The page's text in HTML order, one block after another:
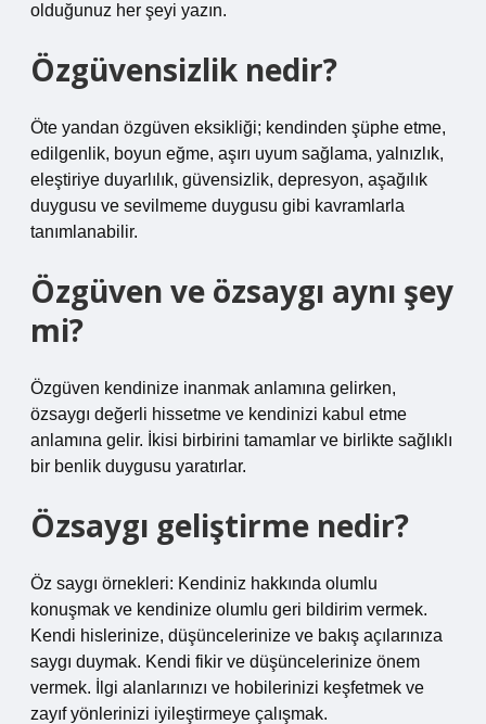
olduğunuz her şeyi yazın.
Özgüvensizlik nedir?
Öte yandan özgüven eksikliği; kendinden şüphe etme,
edilgenlik, boyun eğme, aşırı uyum sağlama, yalnızlık,
eleştiriye duyarlılık, güvensizlik, depresyon, aşağılık
duygusu ve sevilmeme duygusu gibi kavramlarla
tanımlanabilir.
Özgüven ve özsaygı aynı şey
mi?
Özgüven kendinize inanmak anlamına gelirken,
özsaygı değerli hissetme ve kendinizi kabul etme
anlamına gelir. İkisi birbirini tamamlar ve birlikte sağlıklı
bir benlik duygusu yaratırlar.
Özsaygı geliştirme nedir?
Öz saygı örnekleri: Kendiniz hakkında olumlu
konuşmak ve kendinize olumlu geri bildirim vermek.
Kendi hislerinize, düşüncelerinize ve bakış açılarınıza
saygı duymak. Kendi fikir ve düşüncelerinize önem
vermek. İlgi alanlarınızı ve hobilerinizi keşfetmek ve
zayıf yönlerinizi iyileştirmeye çalışmak.